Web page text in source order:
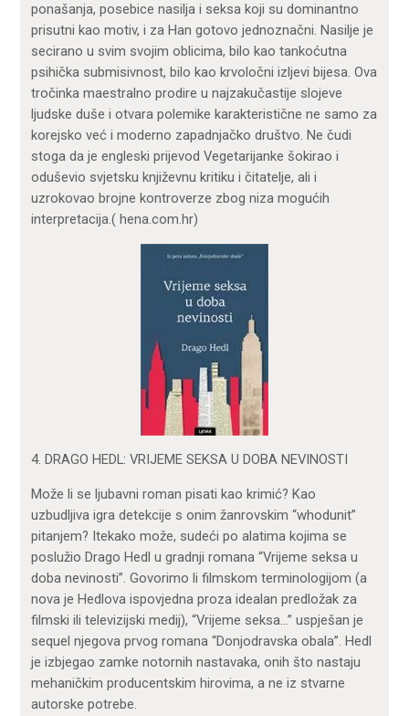
ponašanja, posebice nasilja i seksa koji su dominantno
prisutni kao motiv, i za Han gotovo jednoznačni. Nasilje je
secirano u svim svojim oblicima, bilo kao tankoćutna
psihička submisivnost, bilo kao krvoločni izljevi bijesa. Ova
tročinka maestralno prodire u najzakučastije slojeve
ljudske duše i otvara polemike karakteristične ne samo za
korejsko već i moderno zapadnjačko društvo. Ne čudi
stoga da je engleski prijevod Vegetarijanke šokirao i
oduševio svjetsku književnu kritiku i čitatelje, ali i
uzrokovao brojne kontroverze zbog niza mogućih
interpretacija.( hena.com.hr)
4. DRAGO HEDL: VRIJEME SEKSA U DOBA NEVINOSTI
Može li se ljubavni roman pisati kao krimić? Kao
uzbudljiva igra detekcije s onim žanrovskim “whodunit”
pitanjem? Itekako može, sudeći po alatima kojima se
poslužio Drago Hedl u gradnji romana “Vrijeme seksa u
doba nevinosti”. Govorimo li filmskom terminologijom (a
nova je Hedlova ispovjedna proza idealan predložak za
filmski ili televizijski medij), “Vrijeme seksa…” uspješan je
sequel njegova prvog romana “Donjodravska obala”. Hedl
je izbjegao zamke notornih nastavaka, onih što nastaju
mehaničkim producentskim hirovima, a ne iz stvarne
autorske potrebe.